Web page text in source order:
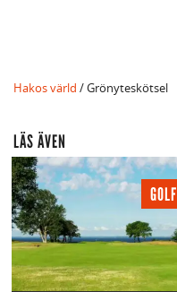
Hakos värld / Grönyteskötsel
LÄS ÄVEN
GOLF